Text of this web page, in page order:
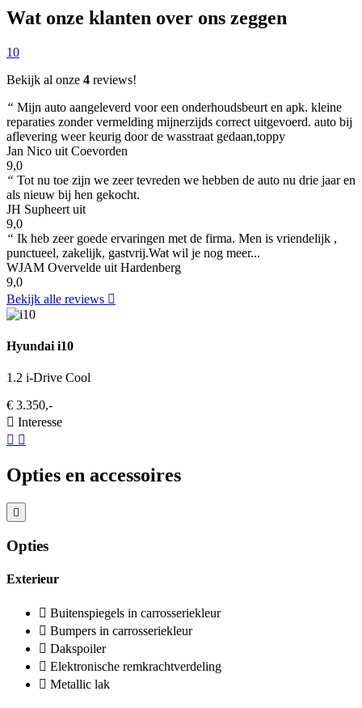
Wat onze klanten over ons zeggen
10
Bekijk al onze 4 reviews!
“ Mijn auto aangeleverd voor een onderhoudsbeurt en apk. kleine
reparaties zonder vermelding mijnerzijds correct uitgevoerd. auto bij
aflevering weer keurig door de wasstraat gedaan,toppy
Jan Nico uit Coevorden
9,0
“ Tot nu toe zijn we zeer tevreden we hebben de auto nu drie jaar en
als nieuw bij hen gekocht.
JH Supheert uit
9,0
“ Ik heb zeer goede ervaringen met de firma. Men is vriendelijk ,
punctueel, zakelijk, gastvrij.Wat wil je nog meer...
WJAM Overvelde uit Hardenberg
9,0
Bekijk alle reviews
Hyundai i10
1.2 i-Drive Cool
€ 3.350,-
Interesse
Opties en accessoires
Opties
Exterieur
Buitenspiegels in carrosseriekleur
Bumpers in carrosseriekleur
Dakspoiler
Elektronische remkrachtverdeling
Metallic lak